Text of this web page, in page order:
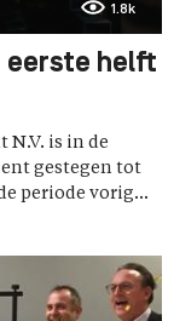
1.8k
eerste helft
N.V. is in de
gestegen tot
periode vorig...